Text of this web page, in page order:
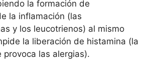
la formación de
la inflamación (las
y los leucotrienos) al mismo
la liberación de histamina (la
provoca las alergias).